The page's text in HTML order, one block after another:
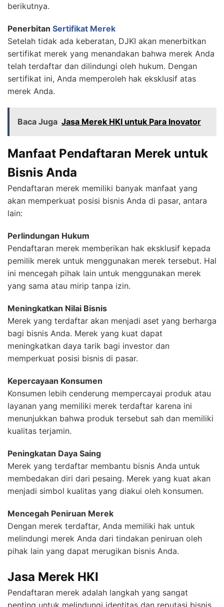
berikutnya.
Penerbitan Sertifikat Merek
Setelah tidak ada keberatan, DJKI akan menerbitkan
sertifikat merek yang menandakan bahwa merek Anda
telah terdaftar dan dilindungi oleh hukum. Dengan
sertifikat ini, Anda memperoleh hak eksklusif atas
merek Anda.
Baca Juga Jasa Merek HKI untuk Para Inovator
Manfaat Pendaftaran Merek untuk
Bisnis Anda
Pendaftaran merek memiliki banyak manfaat yang
akan memperkuat posisi bisnis Anda di pasar, antara
lain:
Perlindungan Hukum
Pendaftaran merek memberikan hak eksklusif kepada
pemilik merek untuk menggunakan merek tersebut. Hal
ini mencegah pihak lain untuk menggunakan merek
yang sama atau mirip tanpa izin.
Meningkatkan Nilai Bisnis
Merek yang terdaftar akan menjadi aset yang berharga
bagi bisnis Anda. Merek yang kuat dapat
meningkatkan daya tarik bagi investor dan
memperkuat posisi bisnis di pasar.
Kepercayaan Konsumen
Konsumen lebih cenderung mempercayai produk atau
layanan yang memiliki merek terdaftar karena ini
menunjukkan bahwa produk tersebut sah dan memiliki
kualitas terjamin.
Peningkatan Daya Saing
Merek yang terdaftar membantu bisnis Anda untuk
membedakan diri dari pesaing. Merek yang kuat akan
menjadi simbol kualitas yang diakui oleh konsumen.
Mencegah Peniruan Merek
Dengan merek terdaftar, Anda memiliki hak untuk
melindungi merek Anda dari tindakan peniruan oleh
pihak lain yang dapat merugikan bisnis Anda.
Jasa Merek HKI
Pendaftaran merek adalah langkah yang sangat
penting untuk melindungi identitas dan reputasi bisnis